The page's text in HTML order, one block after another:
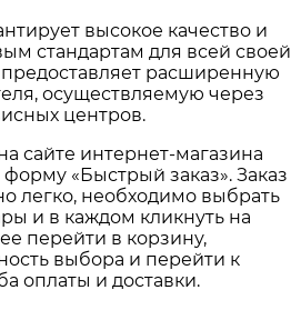
высокое качество и
стандартам для всей своей
расширенную
осуществляемую через
центров.
сайте интернет-магазина
«Быстрый заказ». Заказ
легко, необходимо выбрать
и в каждом кликнуть на
перейти в корзину,
выбора и перейти к
оплаты и доставки.